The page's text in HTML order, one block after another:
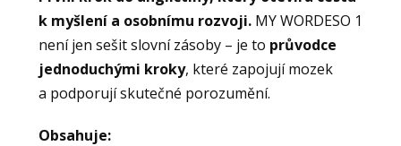
k myšlení a osobnímu rozvoji. MY WORDESO 1
není jen sešit slovní zásoby – je to průvodce
jednoduchými kroky, které zapojují mozek
a podporují skutečné porozumění.
Obsahuje: